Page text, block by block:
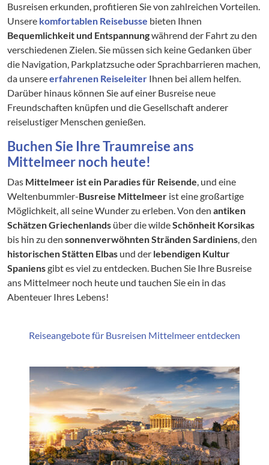
Busreisen erkunden, profitieren Sie von zahlreichen Vorteilen.
Unsere komfortablen Reisebusse bieten Ihnen
Bequemlichkeit und Entspannungwährend der Fahrt zu den
verschiedenen Zielen. Sie müssen sich keine Gedanken über
die Navigation, Parkplatzsuche oder Sprachbarrieren machen,
da unsereerfahrenen Reiseleiter Ihnen bei allem helfen.
Darüber hinaus können Sie auf einer Busreise neue
Freundschaften knüpfen und die Gesellschaft anderer
reiselustiger Menschen genießen.
Buchen Sie Ihre Traumreise ans
Mittelmeer noch heute!
Das Mittelmeer ist ein Paradies für Reisende, und eine
Weltenbummler-Busreise Mittelmeer ist eine großartige
Möglichkeit, all seine Wunder zu erleben. Von den antiken
Schätzen Griechenlands über die wildeSchönheit Korsikas
bis hin zu den sonnenverwöhnten Stränden Sardiniens, den
historischen Stätten Elbas und der lebendigen Kultur
Spaniensgibt es viel zu entdecken. Buchen Sie Ihre Busreise
ans Mittelmeer noch heute und tauchen Sie ein in das
Abenteuer Ihres Lebens!
Reiseangebote für Busreisen Mittelmeer entdecken